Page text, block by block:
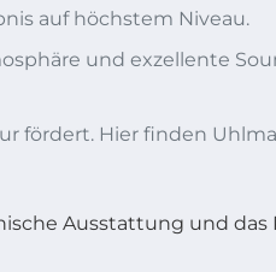
auf höchstem Niveau.
und exzellente
fördert. Hier finden
Ausstattung und